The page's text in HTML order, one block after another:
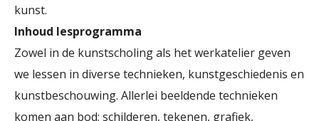
kunst.
Inhoud lesprogramma
Zowel in de kunstscholing als het werkatelier geven
we lessen in diverse technieken, kunstgeschiedenis en
kunstbeschouwing. Allerlei beeldende technieken
komen aan bod; schilderen, tekenen, grafiek,